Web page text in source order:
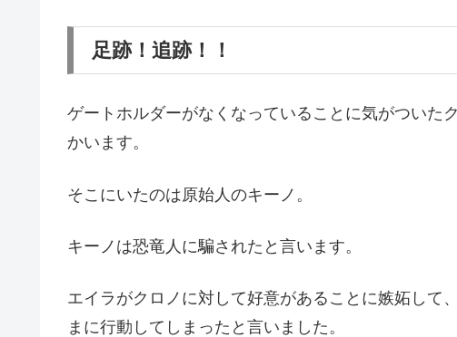
足跡！追跡！！
ゲートホルダーがなくなっていることに気がついた
かいます。
そこにいたのは原始人のキーノ。
キーノは恐竜人に騙されたと言います。
エイラがクロノに対して好意があることに嫉妬して
まに行動してしまったと言いました。